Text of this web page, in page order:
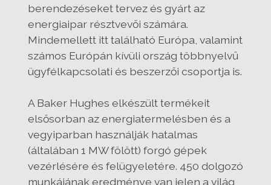
berendezéseket tervez és gyárt az
energiaipar résztvevői számára.
Mindemellett itt található Európa, valamint
számos Európán kívüli ország többnyelvű
ügyfélkapcsolati és beszerzői csoportja is.
A Baker Hughes elkészült termékeit
elsősorban az energiatermelésben és a
vegyiparban használják hatalmas
(általában 1 MW fölött) forgó gépek
vezérlésére és felügyeletére. 450 dolgozó
munkájának eredménye van jelen a világ